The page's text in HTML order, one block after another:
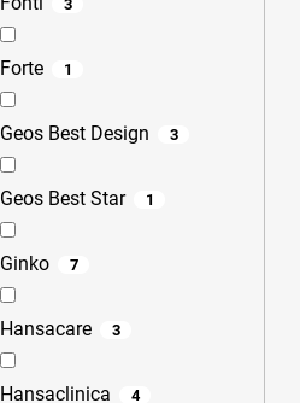
3
Forte 1
Geos Best Design 3
Geos Best Star 1
Ginko 7
Hansacare 3
Hansaclinica 4